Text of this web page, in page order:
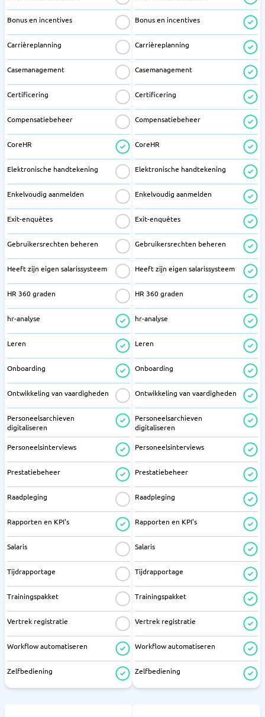
Bonus en incentives
Carrièreplanning
Casemanagement
Certificering
Compensatiebeheer
CoreHR
Elektronische handtekening
Enkelvoudig aanmelden
Exit-enquêtes
Gebruikersrechten beheren
Heeft zijn eigen salarissysteem
HR 360 graden
hr-analyse
Leren
Onboarding
Ontwikkeling van vaardigheden
Personeelsarchieven
digitaliseren
Personeelsinterviews
Prestatiebeheer
Raadpleging
Rapporten en KPI's
Salaris
Tijdrapportage
Trainingspakket
Vertrek registratie
Workflow automatiseren
Zelfbediening
Bonus en incentives
Carrièreplanning
Casemanagement
Certificering
Compensatiebeheer
CoreHR
Elektronische handtekening
Enkelvoudig aanmelden
Exit-enquêtes
Gebruikersrechten beheren
Heeft zijn eigen salarissysteem
HR 360 graden
hr-analyse
Leren
Onboarding
Ontwikkeling van vaardigheden
Personeelsarchieven
digitaliseren
Personeelsinterviews
Prestatiebeheer
Raadpleging
Rapporten en KPI's
Salaris
Tijdrapportage
Trainingspakket
Vertrek registratie
Workflow automatiseren
Zelfbediening